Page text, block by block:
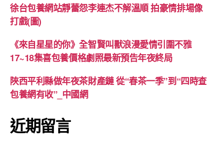
徐台包養網站靜蕾怨李連杰不解溫順 拍豪情排場像
打戲(圖)
《來自星星的你》全智賢叫獸浪漫愛情引圍不雅
17~18集喜包養價格劇照最新預告年夜終局
陜西平利縣做年夜茶財產鏈 從“春茶一季”到“四時查
包養網有收”_中國網
近期留言